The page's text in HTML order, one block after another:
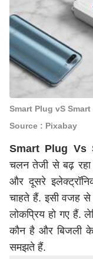
Smart Plug vS
Source : Pixabay
Smart Plug Vs
चलन तेजी से बढ़
और दूसरे
चाहते हैं. इसी वजह
लोकप्रिय हो गए हैं.
कौन है और बिजली के
समझते हैं.